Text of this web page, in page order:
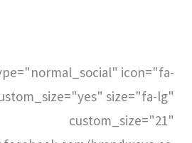
icon="fa-
size="fa-lg"
custom_size="21"